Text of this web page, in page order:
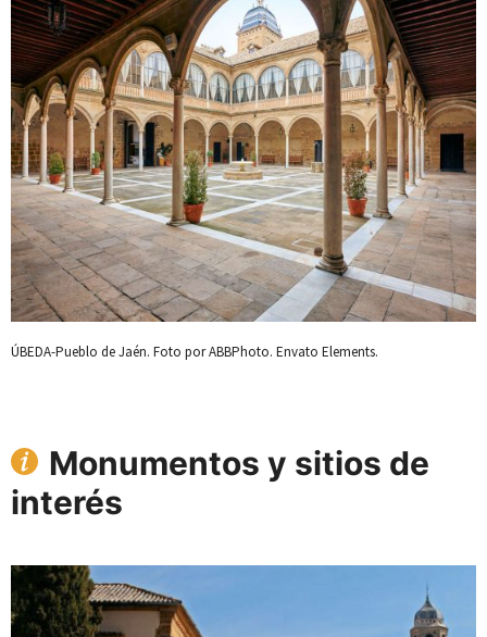
ÚBEDA-Pueblo de Jaén. Foto por ABBPhoto. Envato Elements.
Monumentos y sitios de
interés